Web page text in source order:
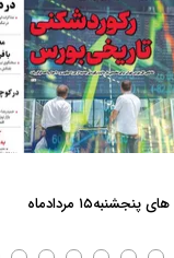
مردادماه